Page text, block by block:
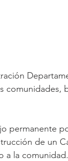
permanente
de un
a la comunidad.